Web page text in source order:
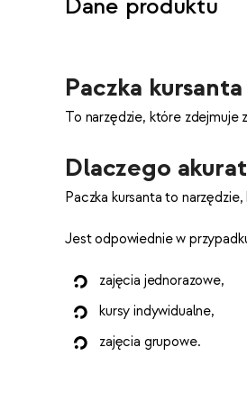
Dane produktu
Paczka
To narzędzie, które zdejmuje
Dlaczego
Paczka kursanta to
Jest odpowiednie w
zajęcia jednorazowe,
kursy indywidualne,
zajęcia grupowe.